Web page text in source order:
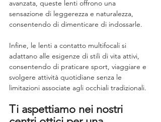
avanzata, queste lenti offrono una
sensazione di leggerezza e naturalezza,
consentendo di dimenticare di indossarle.
Infine, le lenti a contatto multifocali si
adattano alle esigenze di stili di vita attivi,
consentendo di praticare sport, viaggiare e
svolgere attività quotidiane senza le
limitazioni associate agli occhiali tradizionali.
Ti aspettiamo nei nostri